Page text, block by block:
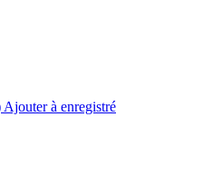
Ajouter à enregistré